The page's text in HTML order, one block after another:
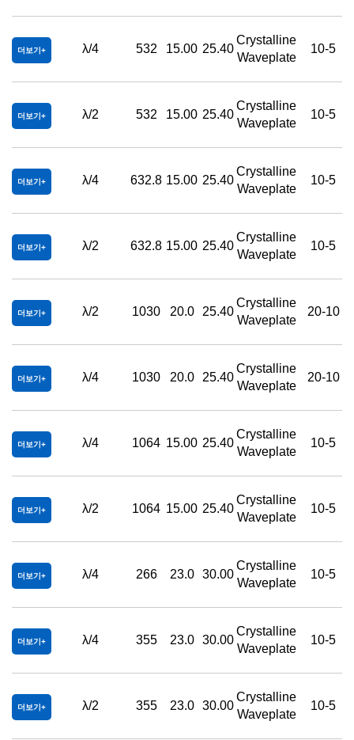
더보기 λ/4 532 15.00 25.40
Crystalline
Waveplate
10-5
더보기 λ/2 532 15.00 25.40
Crystalline
Waveplate
10-5
더보기 λ/4 632.8 15.00 25.40
Crystalline
Waveplate
10-5
더보기 λ/2 632.8 15.00 25.40
Crystalline
Waveplate
10-5
더보기 λ/2 1030 20.0 25.40
Crystalline
Waveplate
20-10
더보기 λ/4 1030 20.0 25.40
Crystalline
Waveplate
20-10
더보기 λ/4 1064 15.00 25.40
Crystalline
Waveplate
10-5
더보기 λ/2 1064 15.00 25.40
Crystalline
Waveplate
10-5
더보기 λ/4 266 23.0 30.00
Crystalline
Waveplate
10-5
더보기 λ/4 355 23.0 30.00
Crystalline
Waveplate
10-5
더보기 λ/2 355 23.0 30.00
Crystalline
Waveplate
10-5